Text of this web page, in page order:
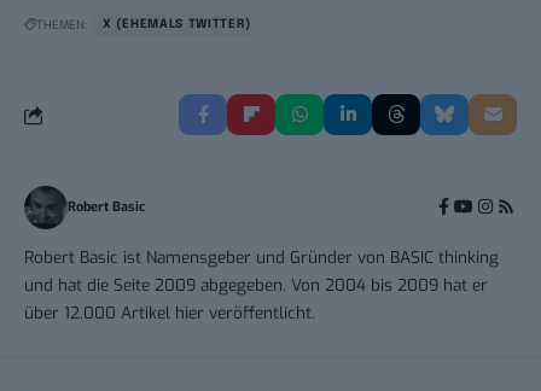
THEMEN: X (EHEMALS TWITTER)
Robert Basic
Robert Basic ist Namensgeber und Gründer von BASIC thinking
und hat die Seite 2009 abgegeben. Von 2004 bis 2009 hat er
über 12.000 Artikel hier veröffentlicht.